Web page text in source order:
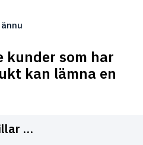
kunder som har
kan lämna en
…